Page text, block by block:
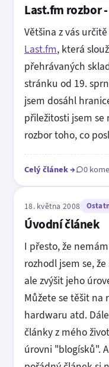
Last.fm rozbor
Většina z vás
Last.fm, která
přehrávaných
stránku od 19.
jsem dosáhl
přiležitosti jsem
rozbor toho, co
Celý článek→ 0
18. května 2008
Úvodní článek
I přesto, že
rozhodl jsem se,
ale zvýšit jeho
Můžete se těšit na
hardwaru atd.
články z mého
úrovni "blogísků".